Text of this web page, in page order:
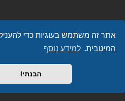
אתר זה משתמש בעוגיות כדי
המיטבית. למידע נוסף
הבנתי!